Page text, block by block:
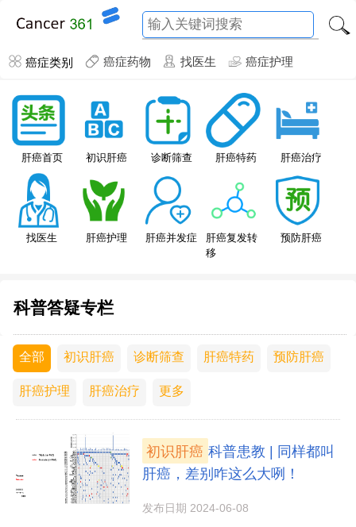
癌症类别 癌症药物 找医生 癌症护理
肝癌首页 初识肝癌 诊断筛查 肝癌特药 肝癌治疗
找医生 肝癌护理 肝癌并发症
肝癌复发转
移
预防肝癌
科普答疑专栏
全部 初识肝癌 诊断筛查 肝癌特药 预防肝癌
肝癌护理 肝癌治疗 更多
初识肝癌 科普患教 | 同样都叫
肝癌，差别咋这么大咧！
发布日期 2024-06-08